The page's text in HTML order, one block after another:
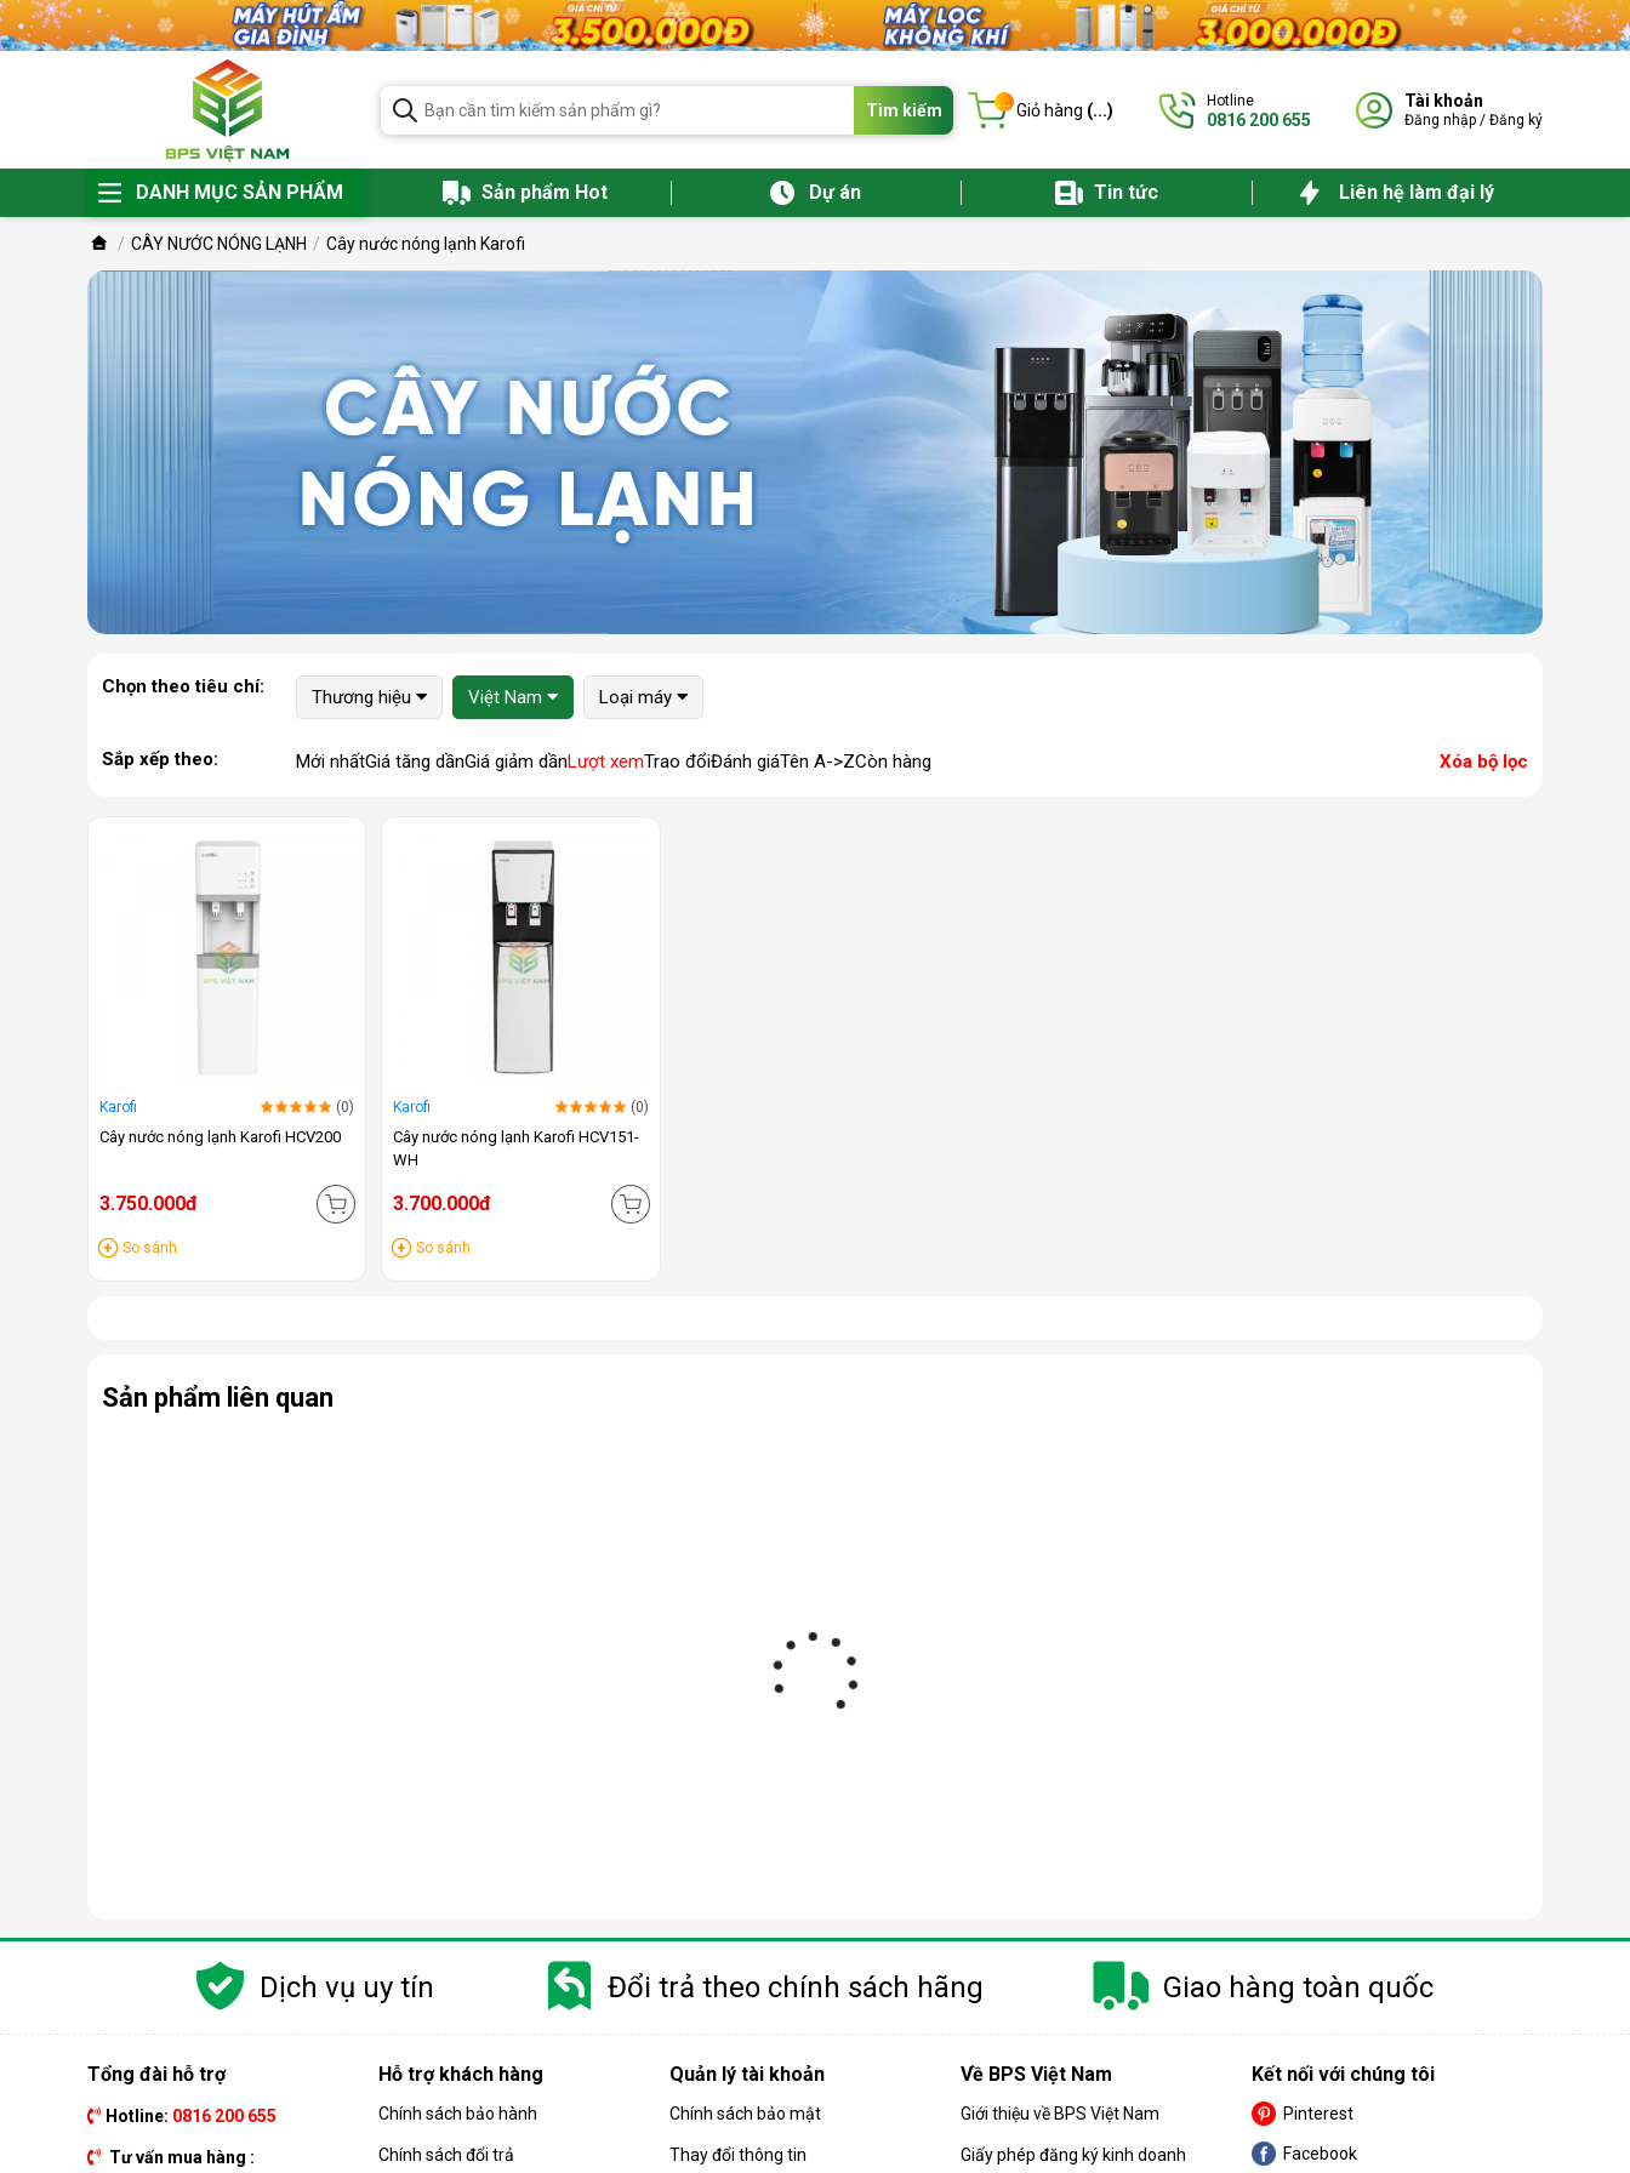
Tìm kiếm ... Giỏ hàng (...) Hotline
0816 200 655
Tài khoản
Đăng nhập / Đăng ký
DANH MỤC SẢN PHẨM Sản phẩm Hot Dự án Tin tức Liên hệ làm đại lý
CÂY NƯỚC NÓNG LẠNH Cây nước nóng lạnh Karofi
Chọn theo tiêu chí: Thương hiệu Việt Nam Loại máy
Sắp xếp theo: Mới nhấtGiá tăng dầnGiá giảm dầnLượt xemTrao đổiĐánh giáTên A->ZCòn hàng Xóa bộ lọc
Karofi (0)
Cây nước nóng lạnh Karofi HCV200
3.750.000đ
So sánh
Karofi (0)
Cây nước nóng lạnh Karofi HCV151-
WH
3.700.000đ
So sánh
Sản phẩm liên quan
Dịch vụ uy tín Đổi trả theo chính sách hãng Giao hàng toàn quốc
Tổng đài hỗ trợ
Hotline: 0816 200 655
Tư vấn mua hàng :
Hỗ trợ khách hàng
Chính sách bảo hành
Chính sách đổi trả
Quản lý tài khoản
Chính sách bảo mật
Thay đổi thông tin
Về BPS Việt Nam
Giới thiệu về BPS Việt Nam
Giấy phép đăng ký kinh doanh
Kết nối với chúng tôi
Pinterest
Facebook